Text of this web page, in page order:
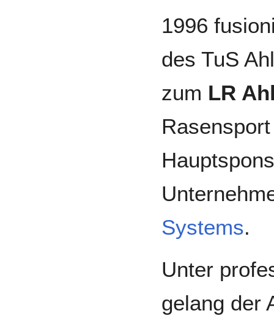
1996
des TuS
zum LR
Systems.
Unter
gelang der